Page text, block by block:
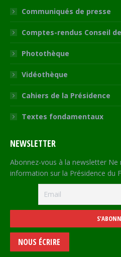
Communiqués de presse
Comptes-rendus Conseil
Photothèque
Vidéothèque
Cahiers de la Présidence
Textes fondamentaux
NEWSLETTER
Abonnez-vous à la newsletter Ne
information sur la Présidence du
NOUS ÉCRIRE